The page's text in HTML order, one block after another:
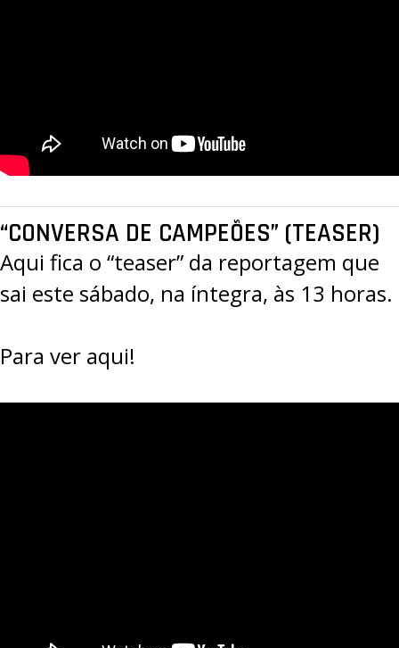
“CONVERSA DE CAMPEÕES” (TEASER)
Aqui fica o “teaser” da reportagem que
sai este sábado, na íntegra, às 13 horas.
Para ver aqui!